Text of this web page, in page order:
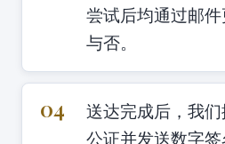
尝试后均通过邮
与否。
04
送达完成后，我
公证并发送数字签